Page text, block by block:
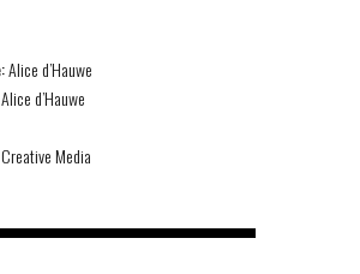
Alice d’Hauwe
Alice d’Hauwe
Media